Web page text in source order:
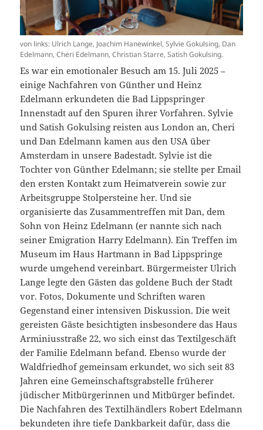
von links: Ulrich Lange, Joachim Hanewinkel, Sylvie Gokulsing, Dan
Edelmann, Cheri Edelmann, Christian Starre, Satish Gokulsing.
Es war ein emotionaler Besuch am 15. Juli 2025 –
einige Nachfahren von Günther und Heinz
Edelmann erkundeten die Bad Lippspringer
Innenstadt auf den Spuren ihrer Vorfahren. Sylvie
und Satish Gokulsing reisten aus London an, Cheri
und Dan Edelmann kamen aus den USA über
Amsterdam in unsere Badestadt. Sylvie ist die
Tochter von Günther Edelmann; sie stellte per Email
den ersten Kontakt zum Heimatverein sowie zur
Arbeitsgruppe Stolpersteine her. Und sie
organisierte das Zusammentreffen mit Dan, dem
Sohn von Heinz Edelmann (er nannte sich nach
seiner Emigration Harry Edelmann). Ein Treffen im
Museum im Haus Hartmann in Bad Lippspringe
wurde umgehend vereinbart. Bürgermeister Ulrich
Lange legte den Gästen das goldene Buch der Stadt
vor. Fotos, Dokumente und Schriften waren
Gegenstand einer intensiven Diskussion. Die weit
gereisten Gäste besichtigten insbesondere das Haus
Arminiusstraße 22, wo sich einst das Textilgeschäft
der Familie Edelmann befand. Ebenso wurde der
Waldfriedhof gemeinsam erkundet, wo sich seit 83
Jahren eine Gemeinschaftsgrabstelle früherer
jüdischer Mitbürgerinnen und Mitbürger befindet.
Die Nachfahren des Textilhändlers Robert Edelmann
bekundeten ihre tiefe Dankbarkeit dafür, dass die